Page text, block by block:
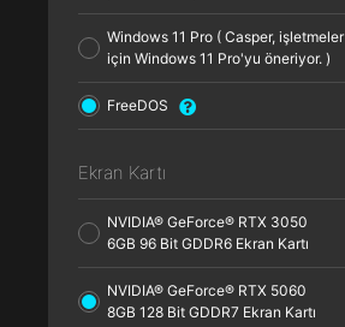
Windows 11 Pro ( Casper, işletmeler
için Windows 11 Pro'yu öneriyor. )
FreeDOS
Ekran Kartı
NVIDIA® GeForce® RTX 3050
6GB 96 Bit GDDR6 Ekran Kartı
NVIDIA® GeForce® RTX 5060
8GB 128 Bit GDDR7 Ekran Kartı